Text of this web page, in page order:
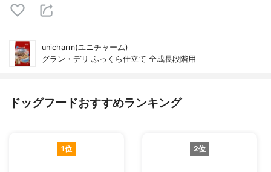
unicharm(ユニチャーム)
グラン・デリ ふっくら仕立て 全成長段階用
ドッグフードおすすめランキング
1位 2位